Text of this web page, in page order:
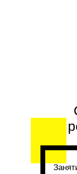
и